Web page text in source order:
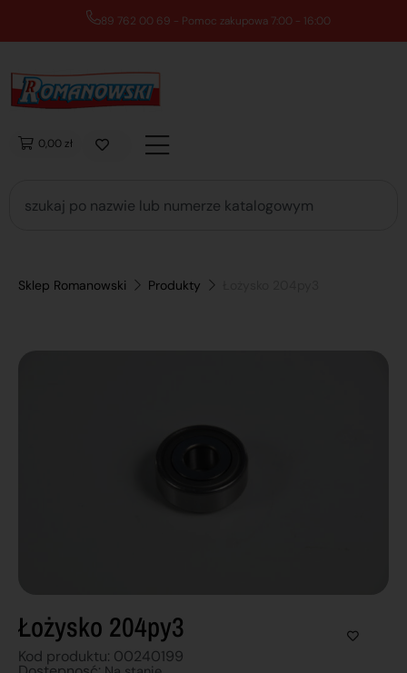
89 762 00 69 - Pomoc zakupowa 7:00 - 16:00
0,00 zł
Sklep Romanowski Produkty
Łożysko 204py3
Kod produktu: 00240199